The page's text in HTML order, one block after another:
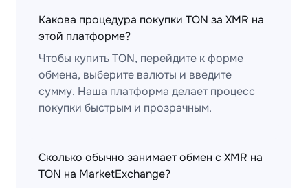
Какова процедура покупки TON за XMR на
этой платформе?
Чтобы купить TON, перейдите к форме
обмена, выберите валюты и введите
сумму. Наша платформа делает процесс
покупки быстрым и прозрачным.
Сколько обычно занимает обмен с XMR на
TON на MarketExchange?